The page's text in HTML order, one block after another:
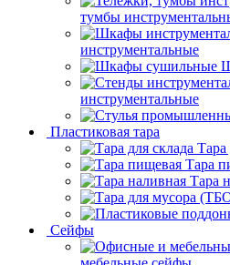
тумбы
инструментальные
инструментальные
Пластиковая тара
Тара
Тара
Тара
Сейфы